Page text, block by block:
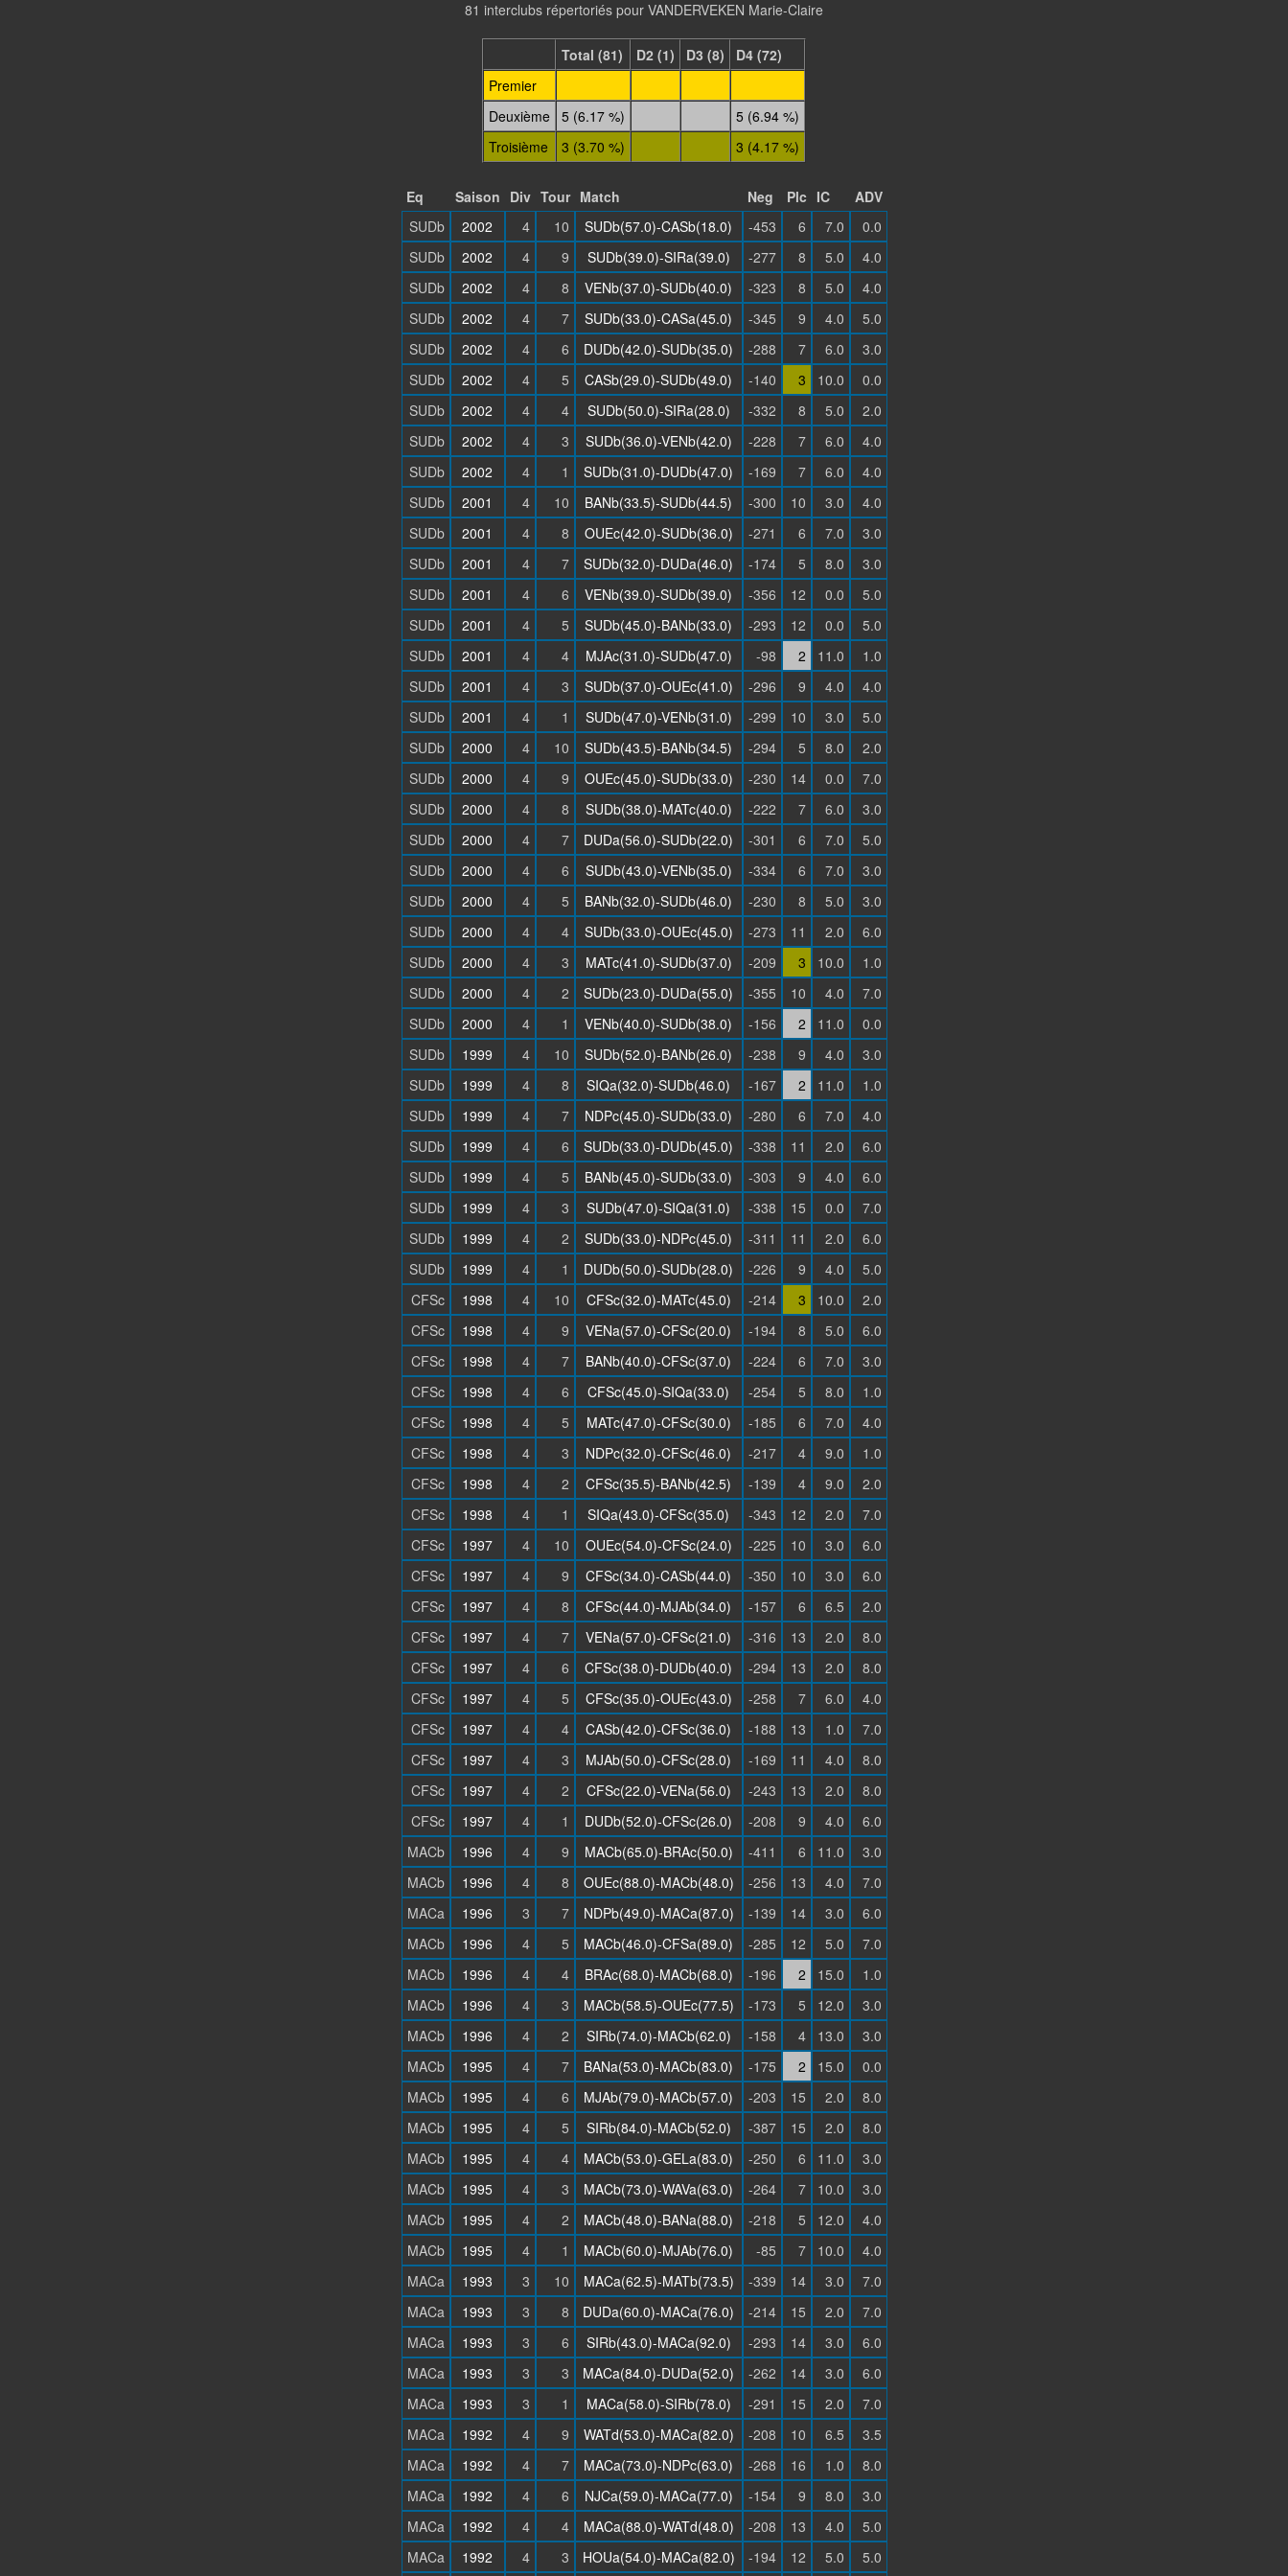
81 interclubs répertoriés pour VANDERVEKEN Marie-Claire
Total (81) D2 (1) D3 (8)
D4 (72)
Premier
Deuxième 5 (6.17 %)
5 (6.94 %)
Troisième
3 (3.70 %) 3 (4.17 %)
Eq Saison Div Tour Match Neg Plc IC
ADV
SUDb
2002 4 10 SUDb(57.0)-CASb(18.0) -453 6 7.0
0.0
SUDb
2002 4 9 SUDb(39.0)-SIRa(39.0) -277 8 5.0
4.0
SUDb
2002 4 8 VENb(37.0)-SUDb(40.0) -323 8 5.0
4.0
SUDb
2002 4 7 SUDb(33.0)-CASa(45.0) -345 9 4.0
5.0
SUDb
2002 4 6 DUDb(42.0)-SUDb(35.0) -288 7 6.0
3.0
SUDb
2002 4 5 CASb(29.0)-SUDb(49.0) -140 3 10.0
0.0
SUDb
2002 4 4 SUDb(50.0)-SIRa(28.0) -332 8 5.0
2.0
SUDb
2002 4 3 SUDb(36.0)-VENb(42.0) -228 7 6.0
4.0
SUDb
2002 4 1 SUDb(31.0)-DUDb(47.0) -169 7 6.0
4.0
SUDb
2001 4 10 BANb(33.5)-SUDb(44.5) -300 10 3.0
4.0
SUDb
2001 4 8 OUEc(42.0)-SUDb(36.0) -271 6 7.0
3.0
SUDb
2001 4 7 SUDb(32.0)-DUDa(46.0) -174 5 8.0
3.0
SUDb
2001 4 6 VENb(39.0)-SUDb(39.0) -356 12 0.0
5.0
SUDb
2001 4 5 SUDb(45.0)-BANb(33.0) -293 12 0.0
5.0
SUDb
2001 4 4 MJAc(31.0)-SUDb(47.0) -98 2 11.0
1.0
SUDb
2001 4 3 SUDb(37.0)-OUEc(41.0) -296 9 4.0
4.0
SUDb
2001 4 1 SUDb(47.0)-VENb(31.0) -299 10 3.0
5.0
SUDb
2000 4 10 SUDb(43.5)-BANb(34.5) -294 5 8.0
2.0
SUDb
2000 4 9 OUEc(45.0)-SUDb(33.0) -230 14 0.0
7.0
SUDb
2000 4 8 SUDb(38.0)-MATc(40.0) -222 7 6.0
3.0
SUDb
2000 4 7 DUDa(56.0)-SUDb(22.0) -301 6 7.0
5.0
SUDb
2000 4 6 SUDb(43.0)-VENb(35.0) -334 6 7.0
3.0
SUDb
2000 4 5 BANb(32.0)-SUDb(46.0) -230 8 5.0
3.0
SUDb
2000 4 4 SUDb(33.0)-OUEc(45.0) -273 11 2.0
6.0
SUDb
2000 4 3 MATc(41.0)-SUDb(37.0) -209 3 10.0
1.0
SUDb
2000 4 2 SUDb(23.0)-DUDa(55.0) -355 10 4.0
7.0
SUDb
2000 4 1 VENb(40.0)-SUDb(38.0) -156 2 11.0
0.0
SUDb
1999 4 10 SUDb(52.0)-BANb(26.0) -238 9 4.0
3.0
SUDb
1999 4 8 SIQa(32.0)-SUDb(46.0) -167 2 11.0
1.0
SUDb
1999 4 7 NDPc(45.0)-SUDb(33.0) -280 6 7.0
4.0
SUDb
1999 4 6 SUDb(33.0)-DUDb(45.0) -338 11 2.0
6.0
SUDb
1999 4 5 BANb(45.0)-SUDb(33.0) -303 9 4.0
6.0
SUDb
1999 4 3 SUDb(47.0)-SIQa(31.0) -338 15 0.0
7.0
SUDb
1999 4 2 SUDb(33.0)-NDPc(45.0) -311 11 2.0
6.0
SUDb
1999 4 1 DUDb(50.0)-SUDb(28.0) -226 9 4.0
5.0
CFSc
1998 4 10 CFSc(32.0)-MATc(45.0) -214 3 10.0
2.0
CFSc
1998 4 9 VENa(57.0)-CFSc(20.0) -194 8 5.0
6.0
CFSc
1998 4 7 BANb(40.0)-CFSc(37.0) -224 6 7.0
3.0
CFSc
1998 4 6 CFSc(45.0)-SIQa(33.0) -254 5 8.0
1.0
CFSc
1998 4 5 MATc(47.0)-CFSc(30.0) -185 6 7.0
4.0
CFSc
1998 4 3 NDPc(32.0)-CFSc(46.0) -217 4 9.0
1.0
CFSc
1998 4 2 CFSc(35.5)-BANb(42.5) -139 4 9.0
2.0
CFSc
1998 4 1 SIQa(43.0)-CFSc(35.0) -343 12 2.0
7.0
CFSc
1997 4 10 OUEc(54.0)-CFSc(24.0) -225 10 3.0
6.0
CFSc
1997 4 9 CFSc(34.0)-CASb(44.0) -350 10 3.0
6.0
CFSc
1997 4 8 CFSc(44.0)-MJAb(34.0) -157 6 6.5
2.0
CFSc
1997 4 7 VENa(57.0)-CFSc(21.0) -316 13 2.0
8.0
CFSc
1997 4 6 CFSc(38.0)-DUDb(40.0) -294 13 2.0
8.0
CFSc
1997 4 5 CFSc(35.0)-OUEc(43.0) -258 7 6.0
4.0
CFSc
1997 4 4 CASb(42.0)-CFSc(36.0) -188 13 1.0
7.0
CFSc
1997 4 3 MJAb(50.0)-CFSc(28.0) -169 11 4.0
8.0
CFSc
1997 4 2 CFSc(22.0)-VENa(56.0) -243 13 2.0
8.0
CFSc
1997 4 1 DUDb(52.0)-CFSc(26.0) -208 9 4.0
6.0
MACb
1996 4 9 MACb(65.0)-BRAc(50.0) -411 6 11.0
3.0
MACb
1996 4 8 OUEc(88.0)-MACb(48.0) -256 13 4.0
7.0
MACa
1996 3 7 NDPb(49.0)-MACa(87.0) -139 14 3.0
6.0
MACb
1996 4 5 MACb(46.0)-CFSa(89.0) -285 12 5.0
7.0
MACb
1996 4 4 BRAc(68.0)-MACb(68.0) -196 2 15.0
1.0
MACb
1996 4 3 MACb(58.5)-OUEc(77.5) -173 5 12.0
3.0
MACb
1996 4 2 SIRb(74.0)-MACb(62.0) -158 4 13.0
3.0
MACb
1995 4 7 BANa(53.0)-MACb(83.0) -175 2 15.0
0.0
MACb
1995 4 6 MJAb(79.0)-MACb(57.0) -203 15 2.0
8.0
MACb
1995 4 5 SIRb(84.0)-MACb(52.0) -387 15 2.0
8.0
MACb
1995 4 4 MACb(53.0)-GELa(83.0) -250 6 11.0
3.0
MACb
1995 4 3 MACb(73.0)-WAVa(63.0) -264 7 10.0
3.0
MACb
1995 4 2 MACb(48.0)-BANa(88.0) -218 5 12.0
4.0
MACb
1995 4 1 MACb(60.0)-MJAb(76.0) -85 7 10.0
4.0
MACa
1993 3 10 MACa(62.5)-MATb(73.5) -339 14 3.0
7.0
MACa
1993 3 8 DUDa(60.0)-MACa(76.0) -214 15 2.0
7.0
MACa
1993 3 6 SIRb(43.0)-MACa(92.0) -293 14 3.0
6.0
MACa
1993 3 3 MACa(84.0)-DUDa(52.0) -262 14 3.0
6.0
MACa
1993 3 1 MACa(58.0)-SIRb(78.0) -291 15 2.0
7.0
MACa
1992 4 9 WATd(53.0)-MACa(82.0) -208 10 6.5
3.5
MACa
1992 4 7 MACa(73.0)-NDPc(63.0) -268 16 1.0
8.0
MACa
1992 4 6 NJCa(59.0)-MACa(77.0) -154 9 8.0
3.0
MACa
1992 4 4 MACa(88.0)-WATd(48.0) -208 13 4.0
5.0
MACa
1992 4 3 HOUa(54.0)-MACa(82.0) -194 12 5.0 5.0